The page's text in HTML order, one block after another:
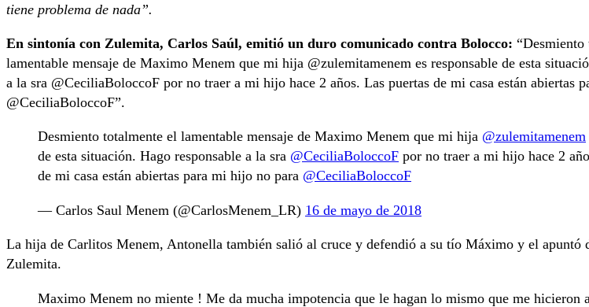
tiene problema de nada”.
En sintonía con Zulemita, Carlos Saúl, emitió un duro comunicado contra Bolocco: “Desmiento
lamentable mensaje de Maximo Menem que mi hija @zulemitamenem es responsable de esta
a la sra @CeciliaBoloccoF por no traer a mi hijo hace 2 años. Las puertas de mi casa están abiertas
@CeciliaBoloccoF”.
Desmiento totalmente el lamentable mensaje de Maximo Menem que mi hija @zulemitamenem
de esta situación. Hago responsable a la sra @CeciliaBoloccoF por no traer a mi hijo hace 2
de mi casa están abiertas para mi hijo no para @CeciliaBoloccoF
— Carlos Saul Menem (@CarlosMenem_LR) 16 de mayo de 2018
La hija de Carlitos Menem, Antonella también salió al cruce y defendió a su tío Máximo y el apuntó
Zulemita.
Maximo Menem no miente ! Me da mucha impotencia que le hagan lo mismo que me hicieron